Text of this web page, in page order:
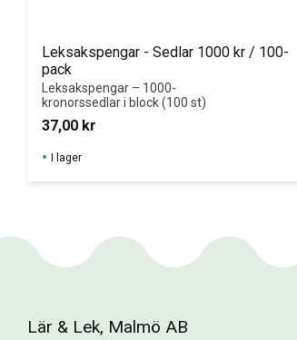
Leksakspengar - Sedlar 1000 kr / 100-
pack
Leksakspengar – 1000-
kronorssedlar i block (100 st)
37,00 kr
I lager
Lär & Lek, Malmö AB